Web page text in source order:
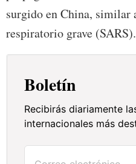
surgido en China, similar
respiratorio grave (SARS).
Boletín
Recibirás diariamente
internacionales más